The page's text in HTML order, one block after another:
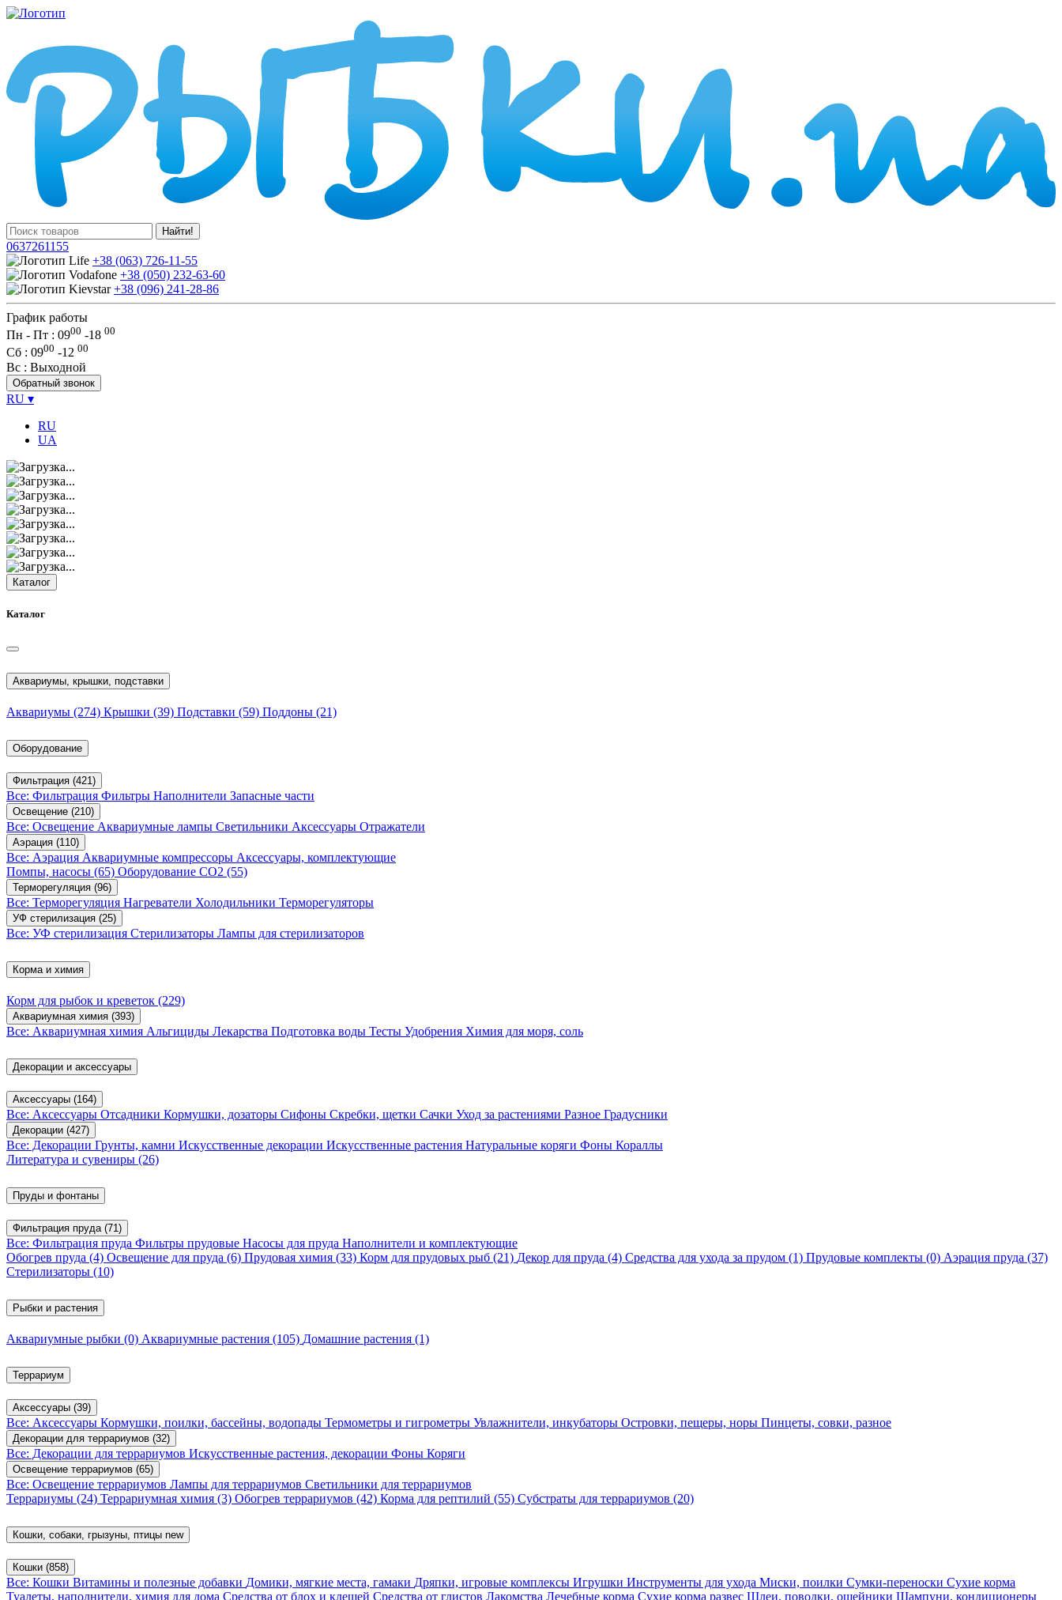
Найти!
0637261155
+38 (063) 726-11-55
+38 (050) 232-63-60
+38 (096) 241-28-86
График работы
Пн - Пт : 0900 -18 00
Сб : 0900 -12 00
Вс : Выходной
Обратный звонок
RU ▾
RU
UA
Каталог
Каталог
Аквариумы, крышки, подставки
Аквариумы (274) Крышки (39) Подставки (59) Поддоны (21)
Оборудование
Фильтрация (421)
Все: Фильтрация Фильтры Наполнители Запасные части
Освещение (210)
Все: Освещение Аквариумные лампы Светильники Аксессуары Отражатели
Аэрация (110)
Все: Аэрация Аквариумные компрессоры Аксессуары, комплектующие
Помпы, насосы (65) Оборудование CO2 (55)
Терморегуляция (96)
Все: Терморегуляция Нагреватели Холодильники Терморегуляторы
УФ стерилизация (25)
Все: УФ стерилизация Стерилизаторы Лампы для стерилизаторов
Корма и химия
Корм для рыбок и креветок (229)
Аквариумная химия (393)
Все: Аквариумная химия Альгициды Лекарства Подготовка воды Тесты Удобрения Химия для моря, соль
Декорации и аксессуары
Аксессуары (164)
Все: Аксессуары Отсадники Кормушки, дозаторы Сифоны Скребки, щетки Сачки Уход за растениями Разное Градусники
Декорации (427)
Все: Декорации Грунты, камни Искусственные декорации Искусственные растения Натуральные коряги Фоны Кораллы
Литература и сувениры (26)
Пруды и фонтаны
Фильтрация пруда (71)
Все: Фильтрация пруда Фильтры прудовые Насосы для пруда Наполнители и комплектующие
Обогрев пруда (4) Освещение для пруда (6) Прудовая химия (33) Корм для прудовых рыб (21) Декор для пруда (4) Средства для ухода за прудом (1) Прудовые комплекты (0) Аэрация пруда (37)
Стерилизаторы (10)
Рыбки и растения
Аквариумные рыбки (0) Аквариумные растения (105) Домашние растения (1)
Террариум
Аксессуары (39)
Все: Аксессуары Кормушки, поилки, бассейны, водопады Термометры и гигрометры Увлажнители, инкубаторы Островки, пещеры, норы Пинцеты, совки, разное
Декорации для террариумов (32)
Все: Декорации для террариумов Искусственные растения, декорации Фоны Коряги
Освещение террариумов (65)
Все: Освещение террариумов Лампы для террариумов Светильники для террариумов
Террариумы (24) Террариумная химия (3) Обогрев террариумов (42) Корма для рептилий (55) Субстраты для террариумов (20)
Кошки, собаки, грызуны, птицы new
Кошки (858)
Все: Кошки Витамины и полезные добавки Домики, мягкие места, гамаки Дряпки, игровые комплексы Игрушки Инструменты для ухода Миски, поилки Сумки-переноски Сухие корма
Туалеты, наполнители, химия для дома Средства от блох и клещей Средства от глистов Лакомства Лечебные корма Сухие корма развес Шлеи, поводки, ошейники Шампуни, кондиционеры